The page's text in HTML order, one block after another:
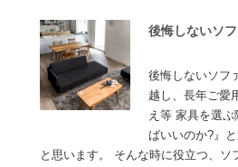
後悔しないソ
後悔しないソフ
越し、長年ご愛
え等 家具を選
ばいいのか?』
と思います。 そんな時に役立つ、ソ